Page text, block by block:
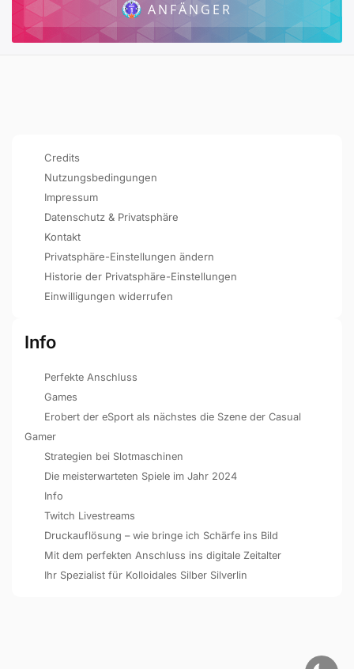
ANFÄNGER
Credits
Nutzungsbedingungen
Impressum
Datenschutz & Privatsphäre
Kontakt
Privatsphäre-Einstellungen ändern
Historie der Privatsphäre-Einstellungen
Einwilligungen widerrufen
Info
Perfekte Anschluss
Games
Erobert der eSport als nächstes die Szene der Casual
Gamer
Strategien bei Slotmaschinen
Die meisterwarteten Spiele im Jahr 2024
Info
Twitch Livestreams
Druckauflösung – wie bringe ich Schärfe ins Bild
Mit dem perfekten Anschluss ins digitale Zeitalter
Ihr Spezialist für Kolloidales Silber Silverlin